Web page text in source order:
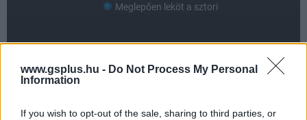
www.gsplus.hu - Do Not Process My Personal
Information
If you wish to opt-out of the sale, sharing to third parties, or
Meglepően leköt a sztori
Olykor úgy érzed, nem nyerhetsz